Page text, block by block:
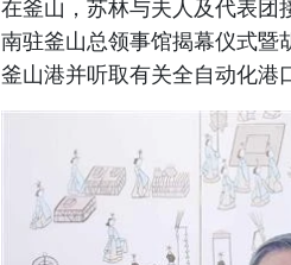
在釜山，苏林与夫人及代表团
南驻釜山总领事馆揭幕仪式暨
釜山港并听取有关全自动化港